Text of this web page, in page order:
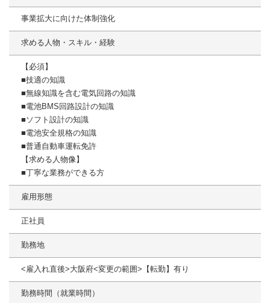
事業拡大に向けた体制強化
求める人物・スキル・経験
【必須】
■技適の知識
■無線知識を含む電気回路の知識
■電池BMS回路設計の知識
■ソフト設計の知識
■電池安全規格の知識
■普通自動車運転免許
【求める人物像】
■丁寧な業務ができる方
雇用形態
正社員
勤務地
<雇入れ直後>大阪府<変更の範囲>【転勤】有り
勤務時間（就業時間）